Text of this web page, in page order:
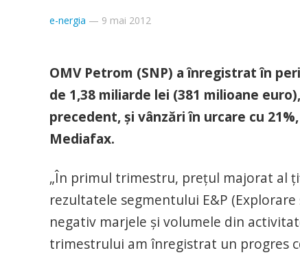
e-nergia — 9 mai 2012
OMV Petrom (SNP) a înregistrat în
de 1,38 miliarde lei (381 milioane
precedent, şi vânzări în urcare cu
Mediafax.
„În primul trimestru, preţul majorat al
rezultatele segmentului E&P
negativ marjele şi volumele din
trimestrului am înregistrat un progres